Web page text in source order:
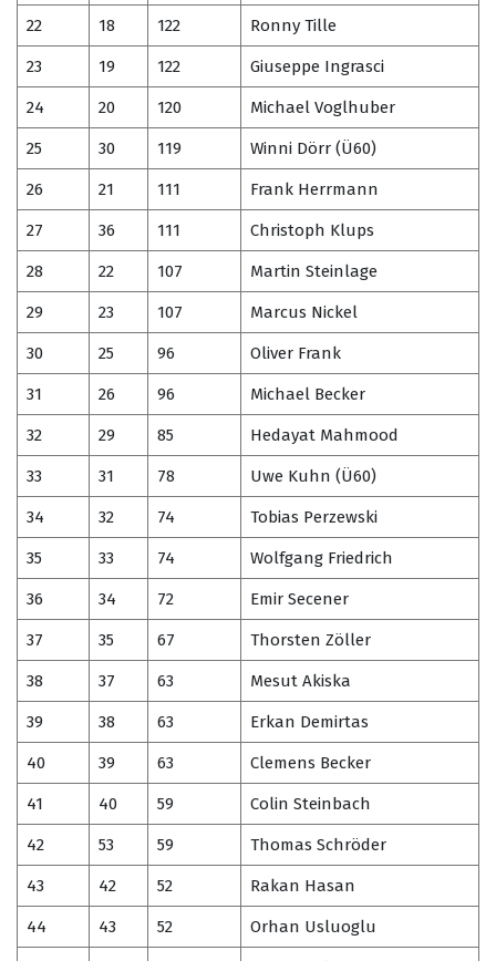
22 18 122 Ronny Tille
23 19 122 Giuseppe Ingrasci
24 20 120 Michael Voglhuber
25 30 119 Winni Dörr (Ü60)
26 21 111 Frank Herrmann
27 36 111 Christoph Klups
28 22 107 Martin Steinlage
29 23 107 Marcus Nickel
30 25 96 Oliver Frank
31 26 96 Michael Becker
32 29 85 Hedayat Mahmood
33 31 78 Uwe Kuhn (Ü60)
34 32 74 Tobias Perzewski
35 33 74 Wolfgang Friedrich
36 34 72 Emir Secener
37 35 67 Thorsten Zöller
38 37 63 Mesut Akiska
39 38 63 Erkan Demirtas
40 39 63 Clemens Becker
41 40 59 Colin Steinbach
42 53 59 Thomas Schröder
43 42 52 Rakan Hasan
44 43 52 Orhan Usluoglu